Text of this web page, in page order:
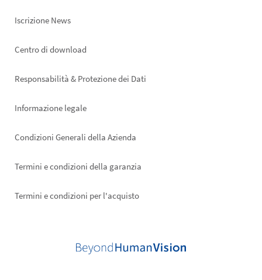
Iscrizione News
Footer
Centro di download
Responsabilità & Protezione dei Dati
Informazione legale
Condizioni Generali della Azienda
Termini e condizioni della garanzia
Termini e condizioni per l'acquisto